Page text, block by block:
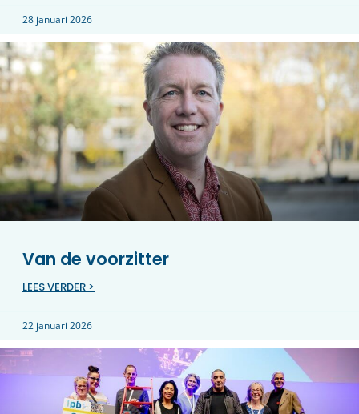
28 januari 2026
Van de voorzitter
LEES VERDER >
22 januari 2026